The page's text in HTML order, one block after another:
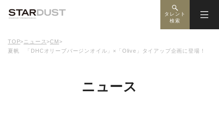
タレント
検索
TOP> ニュース>CM>
夏帆 「DHCオリーブバージンオイル」×「Olive」タイアップ企画に登場！
ニュース